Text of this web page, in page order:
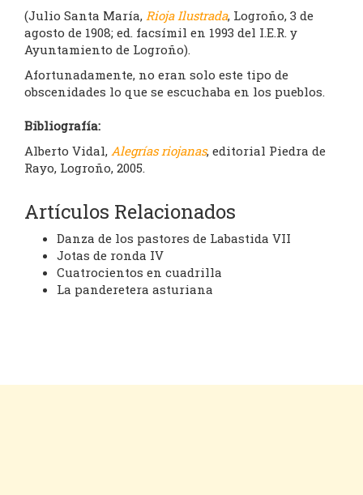
(Julio Santa María, Rioja Ilustrada, Logroño, 3 de
agosto de 1908; ed. facsímil en 1993 del I.E.R. y
Ayuntamiento de Logroño).
Afortunadamente, no eran solo este tipo de
obscenidades lo que se escuchaba en los pueblos.
Bibliografía:
Alberto Vidal, Alegrías riojanas, editorial Piedra de
Rayo, Logroño, 2005.
Artículos Relacionados
Danza de los pastores de Labastida VII
Jotas de ronda IV
Cuatrocientos en cuadrilla
La panderetera asturiana